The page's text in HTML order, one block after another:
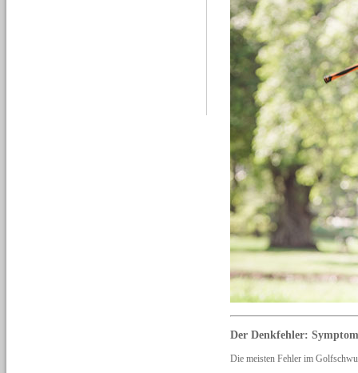
Der Denkfehler:
Die meisten Fehler im